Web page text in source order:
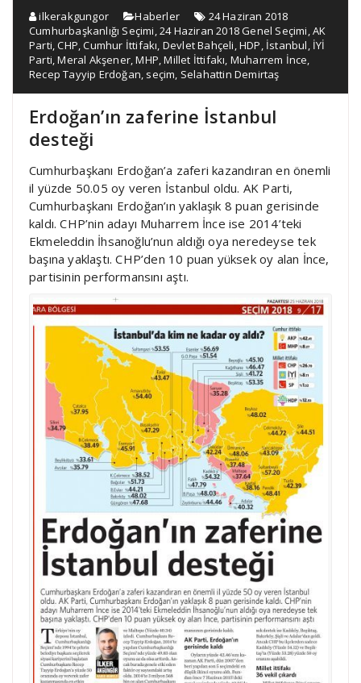
ilkerakgungor Haberler
24 Haziran 2018
Cumhurbaşkanlığı Seçimi ,24 Haziran 2018 Genel Seçimi ,AK
Parti ,CHP ,Cumhur İttifakı Devlet Bahçeli ,HDP İstanbul İYİ
Parti ,Meral Akşener ,MHP ,Millet İttifakı Muharrem İnce
Recep Tayyip Erdoğan seçim Selahattin Demirtaş
Erdoğan’ın zaferine İstanbul
desteği
Cumhurbaşkanı Erdoğan’a zaferi kazandıran en önemli
il yüzde 50.05 oy veren İstanbul oldu. AK Parti,
Cumhurbaşkanı Erdoğan’ın yaklaşık 8 puan gerisinde
kaldı. CHP’nin adayı Muharrem İnce ise 2014’teki
Ekmeleddin İhsanoğlu’nun aldığı oya neredeyse tek
başına yaklaştı. CHP’den 10 puan yüksek oy alan İnce,
partisinin performansını aştı.